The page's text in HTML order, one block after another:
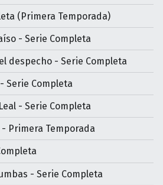
(Primera Temporada)
- Serie Completa
despecho - Serie Completa
Serie Completa
- Serie Completa
- Primera Temporada
- Serie Completa